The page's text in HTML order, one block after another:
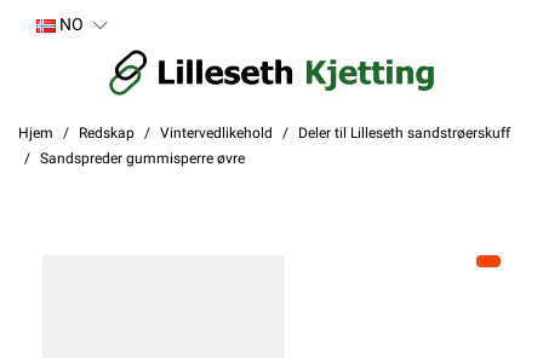
NO
Hjem Redskap Vintervedlikehold
Deler til Lilleseth sandstrøerskuff
Sandspreder gummisperre øvre